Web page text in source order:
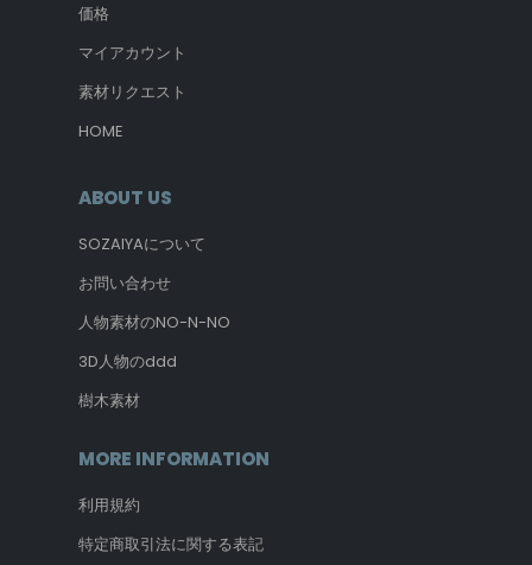
価格
マイアカウント
素材リクエスト
HOME
ABOUT US
SOZAIYAについて
お問い合わせ
人物素材のNO-N-NO
3D人物のddd
樹木素材
MORE INFORMATION
利用規約
特定商取引法に関する表記